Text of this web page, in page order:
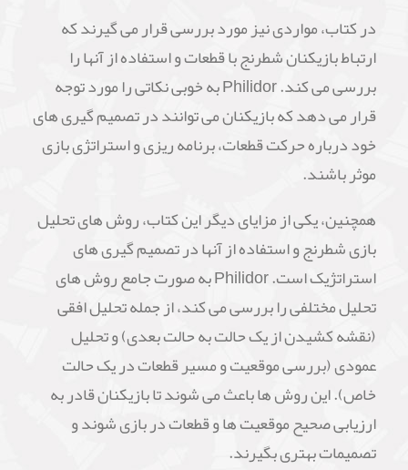
در کتاب، مواردی نیز مورد بررسی قرار می گیرند که
ارتباط بازیکنان شطرنج با قطعات و استفاده از آنها را
بررسی می کند. Philidor به خوبی نکاتی را مورد توجه
قرار می دهد که بازیکنان می توانند در تصمیم گیری های
خود درباره حرکت قطعات، برنامه ریزی و استراتژی بازی
موثر باشند.
همچنین، یکی از مزایای دیگر این کتاب، روش های تحلیل
بازی شطرنج و استفاده از آنها در تصمیم گیری های
استراتژیک است. Philidor به صورت جامع روش های
تحلیل مختلفی را بررسی می کند، از جمله تحلیل افقی
(نقشه کشیدن از یک حالت به حالت بعدی) و تحلیل
عمودی (بررسی موقعیت و مسیر قطعات در یک حالت
خاص). این روش ها باعث می شوند تا بازیکنان قادر به
ارزیابی صحیح موقعیت ها و قطعات در بازی شوند و
تصمیمات بهتری بگیرند.